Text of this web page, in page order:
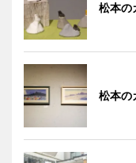
松本の
松本の